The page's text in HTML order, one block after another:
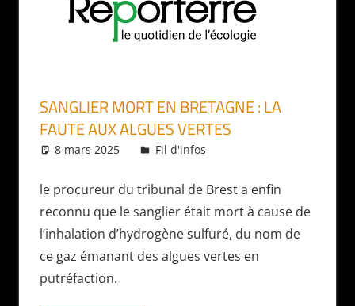
SANGLIER MORT EN BRETAGNE : LA
FAUTE AUX ALGUES VERTES
8 mars 2025 Daniel
Fil d'infos
le procureur du tribunal de Brest a enfin
reconnu que le sanglier était mort à cause de
l’inhalation d’hydrogène sulfuré, du nom de
ce gaz émanant des algues vertes en
putréfaction.